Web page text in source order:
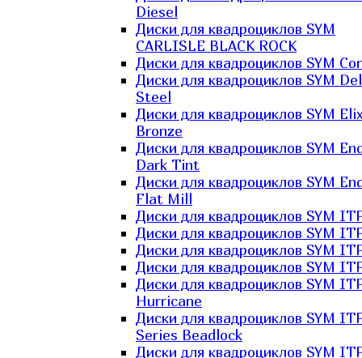
Diesel
Диски для квадроциклов SYM
CARLISLE BLACK ROCK
Диски для квадроциклов SYM
Диски для квадроциклов SYM
Steel
Диски для квадроциклов SYM
Bronze
Диски для квадроциклов SYM
Dark Tint
Диски для квадроциклов SYM
Flat Mill
Диски для квадроциклов SYM
Диски для квадроциклов SYM
Диски для квадроциклов SYM
Диски для квадроциклов SYM
Диски для квадроциклов SYM
Hurricane
Диски для квадроциклов SYM
Series Beadlock
Диски для квадроциклов SYM